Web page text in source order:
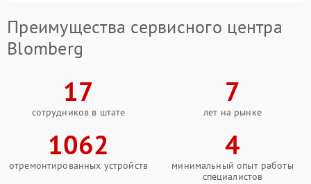
Преимущества сервисного центра
Blomberg
17
сотрудников в штате
7
лет на рынке
1062
отремонтированных устройств
4
минимальный опыт работы
специалистов